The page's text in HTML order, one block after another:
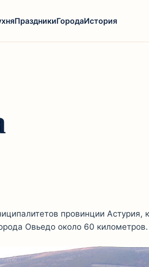
ПраздникиГородаИстория
провинции
Овьедо около 60 километров.